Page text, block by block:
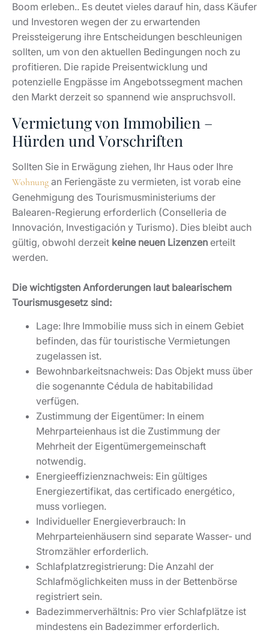
Boom erleben.. Es deutet vieles darauf hin, dass Käufer
und Investoren wegen der zu erwartenden
Preissteigerung ihre Entscheidungen beschleunigen
sollten, um von den aktuellen Bedingungen noch zu
profitieren. Die rapide Preisentwicklung und
potenzielle Engpässe im Angebotssegment machen
den Markt derzeit so spannend wie anspruchsvoll.
Vermietung von Immobilien –
Hürden und Vorschriften
Sollten Sie in Erwägung ziehen, Ihr Haus oder Ihre
Wohnung an Feriengäste zu vermieten, ist vorab eine
Genehmigung des Tourismusministeriums der
Balearen-Regierung erforderlich (Conselleria de
Innovación, Investigación y Turismo). Dies bleibt auch
gültig, obwohl derzeit keine neuen Lizenzen erteilt
werden.
Die wichtigsten Anforderungen laut balearischem
Tourismusgesetz sind:
Lage: Ihre Immobilie muss sich in einem Gebiet
befinden, das für touristische Vermietungen
zugelassen ist.
Bewohnbarkeitsnachweis: Das Objekt muss über
die sogenannte Cédula de habitabilidad
verfügen.
Zustimmung der Eigentümer: In einem
Mehrparteienhaus ist die Zustimmung der
Mehrheit der Eigentümergemeinschaft
notwendig.
Energieeffizienznachweis: Ein gültiges
Energiezertifikat, das certificado energético,
muss vorliegen.
Individueller Energieverbrauch: In
Mehrparteienhäusern sind separate Wasser- und
Stromzähler erforderlich.
Schlafplatzregistrierung: Die Anzahl der
Schlafmöglichkeiten muss in der Bettenbörse
registriert sein.
Badezimmerverhältnis: Pro vier Schlafplätze ist
mindestens ein Badezimmer erforderlich.